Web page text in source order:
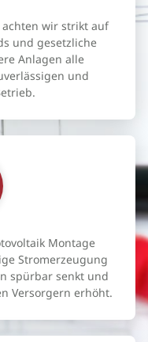
achten wir strikt auf
und gesetzliche
Anlagen alle
und
Montage
Stromerzeugung
spürbar senkt und
Versorgern erhöht.